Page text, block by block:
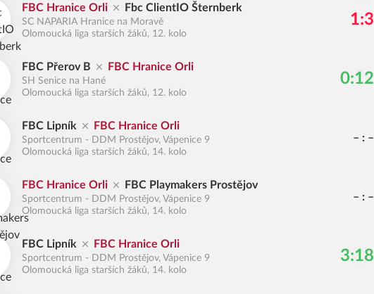
FBC Hranice Orli Fbc ClientIO Šternberk
SC NAPARIA Hranice na Moravě
Olomoucká liga starších žáků, 12. kolo
1:3
FBC Přerov B FBC Hranice Orli
SH Senice na Hané
Olomoucká liga starších žáků, 12. kolo
0:12
FBC Lipník FBC Hranice Orli
Sportcentrum - DDM Prostějov, Vápenice 9
Olomoucká liga starších žáků, 14. kolo
– : –
FBC Hranice Orli FBC Playmakers Prostějov
Sportcentrum - DDM Prostějov, Vápenice 9
Olomoucká liga starších žáků, 14. kolo
– : –
FBC Lipník FBC Hranice Orli
Sportcentrum - DDM Prostějov, Vápenice 9
Olomoucká liga starších žáků, 14. kolo
3:18